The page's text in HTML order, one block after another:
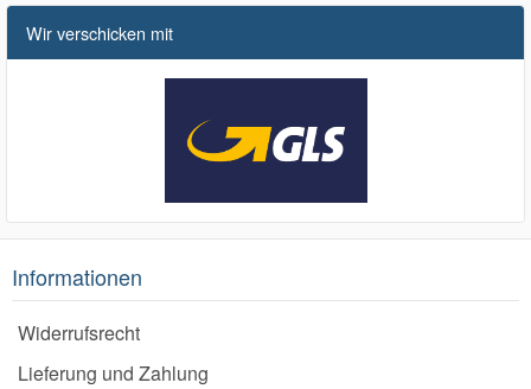
Wir verschicken mit
Informationen
Widerrufsrecht
Lieferung und Zahlung